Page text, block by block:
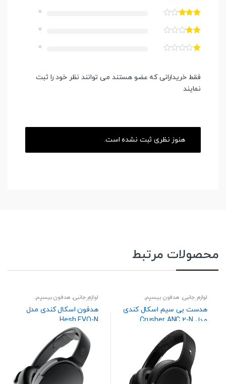
0
0
0
فقط خریدارانی که عضو هستند می توانند نظر خود را ثبت
نمایند
هنوز نظری ثبت نشده است.
محصولات مرتبط
لوازم جانبی, هدفون بیسیم,
هندزفری،هدست و اسپیکر
هدفون اسکال کندی مدل
Hesh EVO-N
لوازم جانبی, هدفون بیسیم,
هندزفری،هدست و اسپیکر
هدست بی سیم اسکال کندی
مدل Crusher ANC 2-N